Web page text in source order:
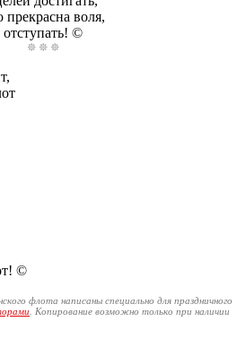
воля,
©
©
флота написаны специально для праздничного
. Копирование возможно только при наличии